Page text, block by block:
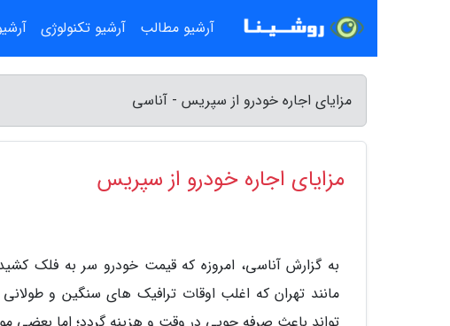
مزایای اجاره خودرو از سپریس - آناسی
مزایای اجاره خودرو از سپریس
به گزارش آناسی، امروزه که قیمت خودرو سر به فلک
مانند تهران که اغلب اوقات ترافیک های سنگین و
آرشیو مطالب آرشیو تکنولوژی